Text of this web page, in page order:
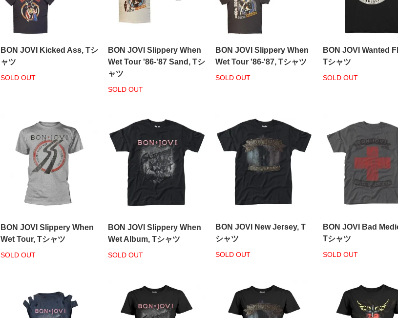
BON JOVI Kicked Ass, Tシ
ャツ
SOLD OUT
BON JOVI Slippery When
Wet Tour '86-'87 Sand, Tシ
ャツ
SOLD OUT
BON JOVI Slippery When
Wet Tour '86-'87, Tシャツ
SOLD OUT
BON JOVI Wanted
Tシャツ
SOLD OUT
BON JOVI Slippery When
Wet Tour, Tシャツ
SOLD OUT
BON JOVI Slippery When
Wet Album, Tシャツ
SOLD OUT
BON JOVI New Jersey, T
シャツ
SOLD OUT
BON JOVI Bad
Tシャツ
SOLD OUT